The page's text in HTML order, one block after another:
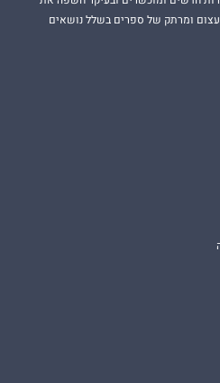
ומרתק של ספרים בשלל נושאים